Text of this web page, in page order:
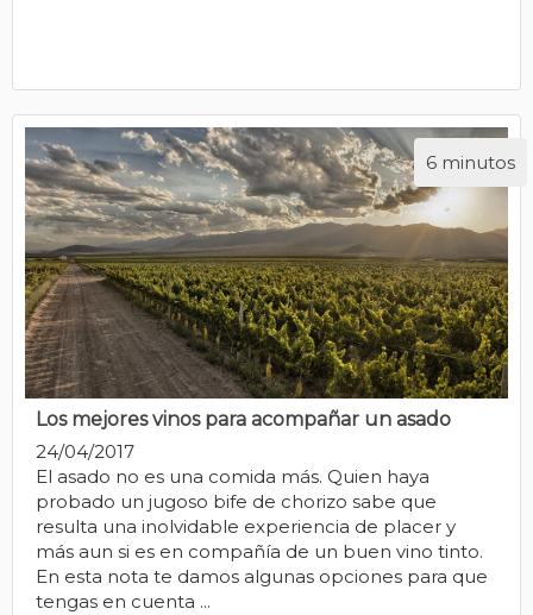
6 minutos
Los mejores vinos para acompañar un asado
24/04/2017
El asado no es una comida más. Quien haya
probado un jugoso bife de chorizo sabe que
resulta una inolvidable experiencia de placer y
más aun si es en compañía de un buen vino tinto.
En esta nota te damos algunas opciones para que
tengas en cuenta ...